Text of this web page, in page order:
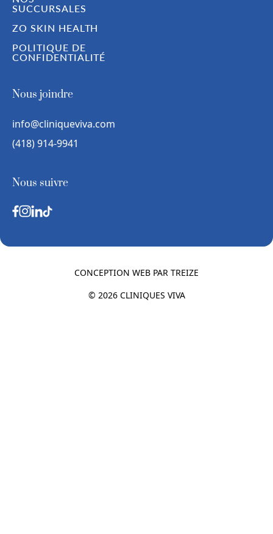
SUCCURSALES
ZO SKIN HEALTH
POLITIQUE DE
CONFIDENTIALITÉ
Nous joindre
info@cliniqueviva.com
(418) 914-9941
Nous suivre
CONCEPTION WEB PAR TREIZE
© 2026 CLINIQUES VIVA